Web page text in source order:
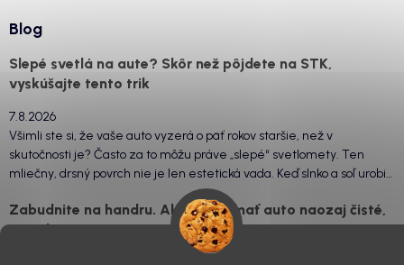
Blog
Slepé svetlá na aute? Skôr než pôjdete na STK,
vyskúšajte tento trik
7.8.2026
Všimli ste si, že vaše auto vyzerá o päť rokov staršie, než v
skutočnosti je? Často za to môžu práve „slepé“ svetlomety. Ten
mliečny, drsný povrch nie je len estetická vada. Keď slnko a soľ urobia
svoje, plexisklo začne svetlo rozptyľovať namiesto to...
Zabudnite na handru. Ak chcete mať auto naozaj čisté,
potrebujete tento nástroj za pár eur